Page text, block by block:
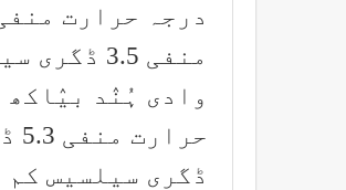
منفی 3.5 ڈگری سیلسیس کم اوس۔
وادی ہُنٛد
ڈگری سیلسیس